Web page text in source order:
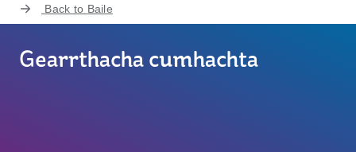
Back to Baile
Gearrthacha cumhachta